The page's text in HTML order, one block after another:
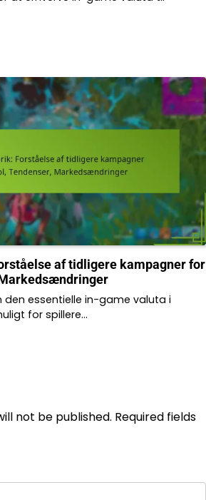
af tidligere kampagner for
den essentielle in-game valuta i
for spillere…
not be published. Required fields